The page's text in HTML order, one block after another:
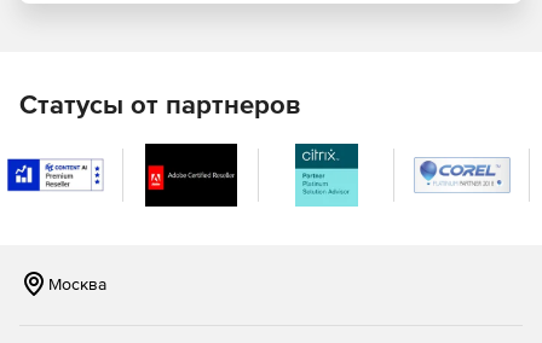
режимов работы, включая визуальную и звуковую
Защита настроек: регулятор уровня выходного
шумового сигнала защищён от несанкционированного
Учёт ресурса: встроенный счётчик отслеживает
Статусы от партнеров
Москва